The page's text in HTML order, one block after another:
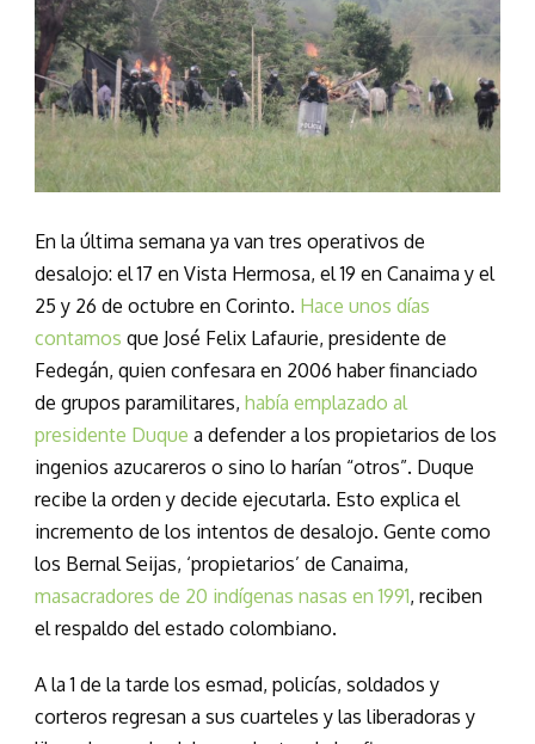
En la última semana ya van tres operativos de
desalojo: el 17 en Vista Hermosa, el 19 en Canaima y el
25 y 26 de octubre en Corinto. Hace unos días
contamos que José Felix Lafaurie, presidente de
Fedegán, quien confesara en 2006 haber financiado
de grupos paramilitares, había emplazado al
presidente Duque a defender a los propietarios de los
ingenios azucareros o sino lo harían “otros”. Duque
recibe la orden y decide ejecutarla. Esto explica el
incremento de los intentos de desalojo. Gente como
los Bernal Seijas, ‘propietarios’ de Canaima,
masacradores de 20 indígenas nasas en 1991, reciben
el respaldo del estado colombiano.
A la 1 de la tarde los esmad, policías, soldados y
corteros regresan a sus cuarteles y las liberadoras y